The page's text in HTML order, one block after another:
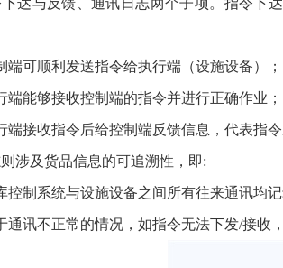
达与反馈、通讯日志两个子项。指令下
端可顺利发送指令给执行端（设施设备）；
端能够接收控制端的指令并进行正确作业；
端接收指令后给控制端反馈信息，代表指
涉及货品信息的可追溯性，即:
控制系统与设施设备之间所有往来通讯均
通讯不正常的情况，如指令无法下发/接收